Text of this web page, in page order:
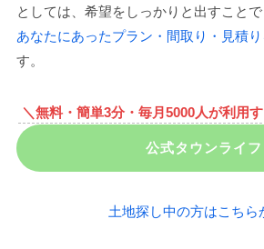
としては、希望をしっかりと出すことで
あなたにあったプラン・間取り・見積
す。
＼無料・簡単3分・毎月5000人が利用
公式タウンライフ
土地探し中の方はこちら